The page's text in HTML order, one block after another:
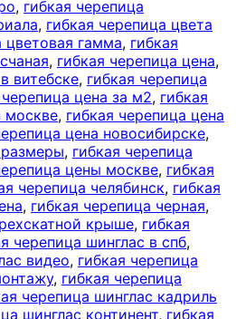
, гибкая черепица
, гибкая черепица цвета
цветовая гамма, гибкая
, гибкая черепица цена,
витебске, гибкая черепица
черепица цена за м2, гибкая
москве, гибкая черепица цена
цена новосибирске,
, гибкая черепица
цены москве, гибкая
черепица челябинск, гибкая
, гибкая черепица черная,
крыше, гибкая
черепица шинглас в спб,
видео, гибкая черепица
, гибкая черепица
черепица шинглас кадриль
шинглас континент, гибкая